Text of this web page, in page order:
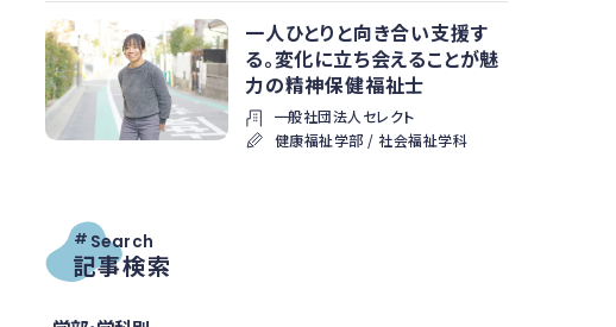
一般社団法人セレクト
健康福祉学部 / 社会福祉学科
一人ひとりと向き合い支援す
る。変化に立ち会えることが魅
力の精神保健福祉士
# Search
記事検索